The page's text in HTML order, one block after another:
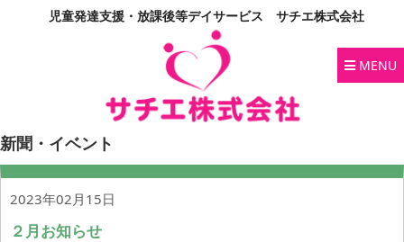
児童発達支援・放課後等デイサービス サチエ株式会社
MENU
新聞・イベント
2023年02月15日
２月お知らせ